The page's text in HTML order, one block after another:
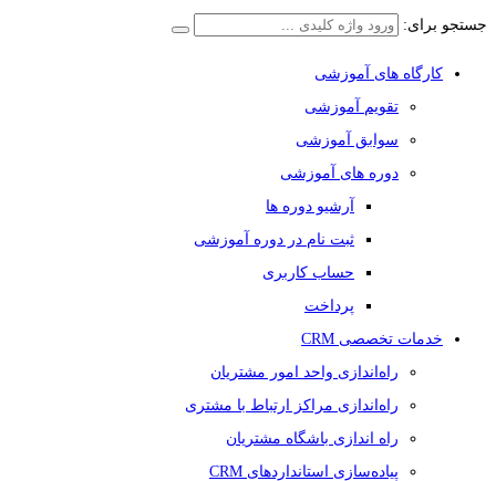
جستجو برای:
کارگاه های آموزشی
تقویم آموزشی
سوابق آموزشی
دوره های آموزشی
آرشیو دوره ها
ثبت نام در دوره آموزشی
حساب کاربری
پرداخت
خدمات تخصصی CRM
راه‌اندازی واحد امور مشتریان
راه‌اندازی مراکز ارتباط با مشتری
راه اندازی باشگاه مشتریان
پیاده‌سازی استانداردهای CRM